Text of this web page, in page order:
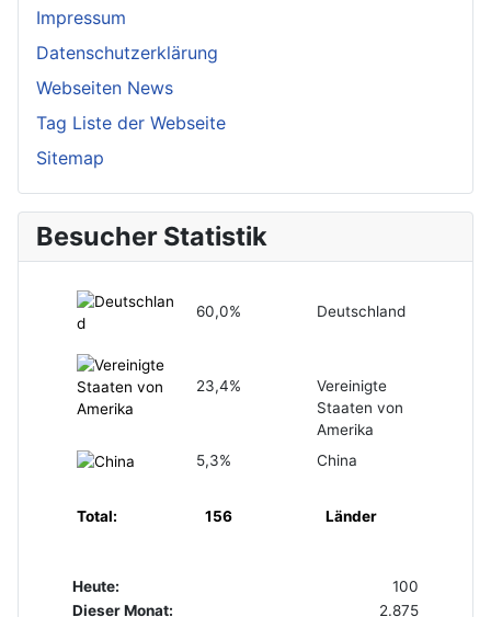
Impressum
Datenschutzerklärung
Webseiten News
Tag Liste der Webseite
Sitemap
Besucher Statistik
60,0% Deutschland
23,4%
Vereinigte
Staaten von
Amerika
5,3%
China
Total: 156 Länder
Heute:
100
Dieser Monat:
2.875